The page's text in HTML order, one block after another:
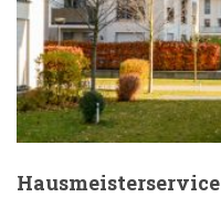
Hausmeisterservice